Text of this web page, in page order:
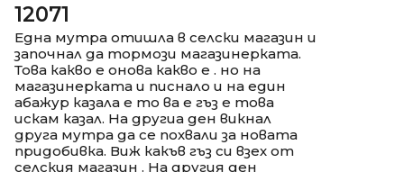
12071
Една мутра отишла в селски магазин и
започнал да тормози магазинерката.
Това какво е онова какво е . но на
магазинерката и писнало и на един
абажур казала е то ва е гъз е това
искам казал. На другиа ден викнал
друга мутра да се похвали за новата
придобивка. Виж какъв гъз си взех от
селския магазин . На другия ден